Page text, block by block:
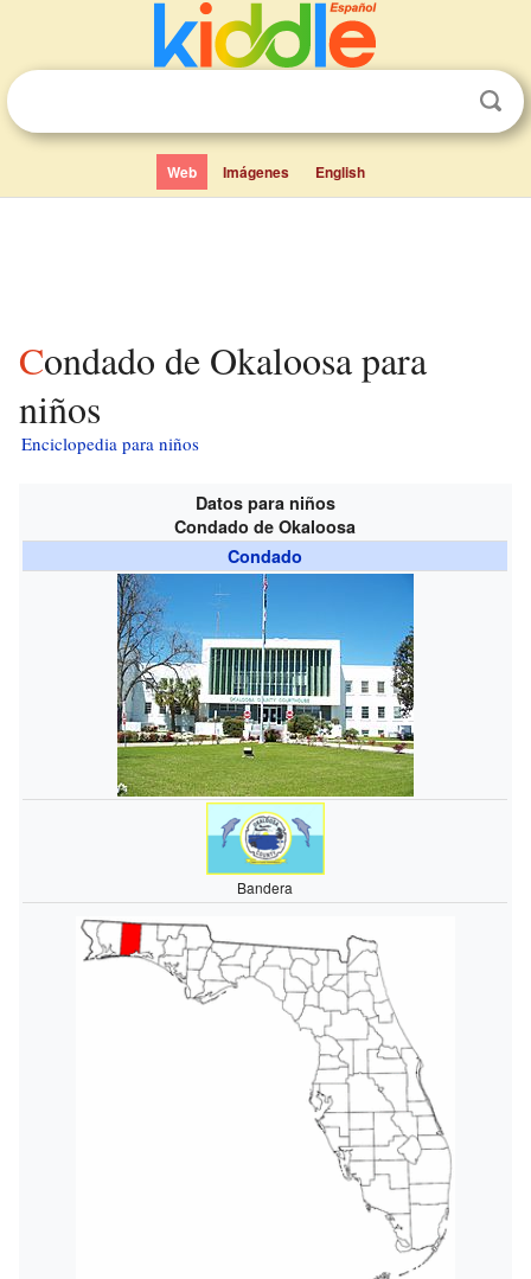
Web Imágenes English
Condado de Okaloosa para
niños
Enciclopedia para niños
Datos para niños
Condado de Okaloosa
Condado
Bandera